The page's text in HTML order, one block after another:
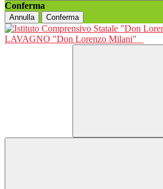
Conferma
Annulla Conferma
LAVAGNO "Don Lorenzo Milani"